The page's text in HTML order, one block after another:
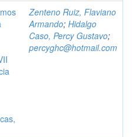
Zenteno Ruiz, Flaviano
Armando; Hidalgo
Caso, Percy Gustavo;
percyghc@hotmail.com